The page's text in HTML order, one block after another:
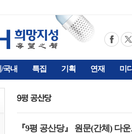
국내 특집 기획 연재 미
『9평 공산당』 원문(간체) 다